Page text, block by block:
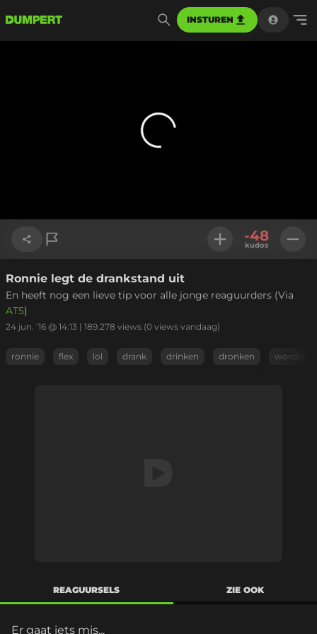
INSTUREN
Link kopiëren
-48
kudos
Ronnie legt de drankstand uit
En heeft nog een lieve tip voor alle jonge reaguurders (Via
AT5)
24 jun. '16 @ 14:13 | 189.278 views (0 views vandaag)
ronnie flex lol drank drinken dronken worden
REAGUURSELS ZIE OOK
Er gaat iets mis...